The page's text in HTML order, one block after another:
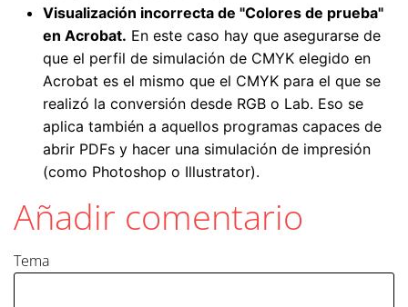
Visualización incorrecta de "Colores de prueba"
en Acrobat. En este caso hay que asegurarse de
que el perfil de simulación de CMYK elegido en
Acrobat es el mismo que el CMYK para el que se
realizó la conversión desde RGB o Lab. Eso se
aplica también a aquellos programas capaces de
abrir PDFs y hacer una simulación de impresión
(como Photoshop o Illustrator).
Añadir comentario
Tema